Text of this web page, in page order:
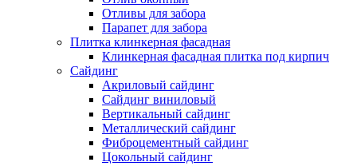
Отливы для забора
Парапет для забора
Плитка клинкерная фасадная
Клинкерная фасадная плитка под кирпич
Сайдинг
Акриловый сайдинг
Сайдинг виниловый
Вертикальный сайдинг
Металлический сайдинг
Фиброцементный сайдинг
Цокольный сайдинг